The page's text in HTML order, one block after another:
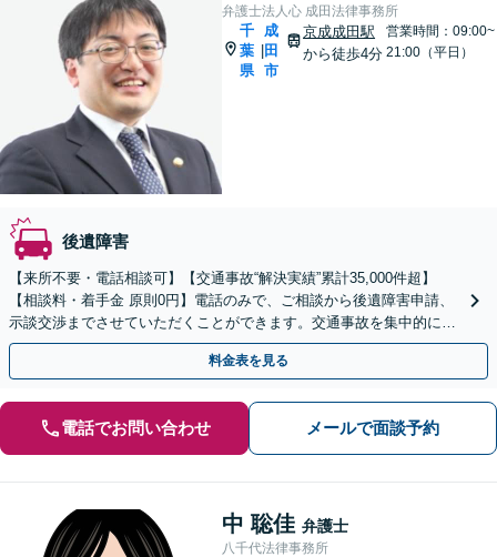
弁護士法人心 成田法律事務所
千
葉
県
成
田
市
京成成田駅
から徒歩4分
営業時間：09:00~
21:00（平日）
後遺障害
【来所不要・電話相談可】【交通事故“解決実績”累計35,000件超】
【相談料・着手金 原則0円】電話のみで、ご相談から後遺障害申請、
示談交渉までさせていただくことができます。交通事故を集中的に取
り扱っている弁護士が全力でサポート！
料金表を見る
電話でお問い合わせ メールで面談予約
中 聡佳 弁護士
八千代法律事務所